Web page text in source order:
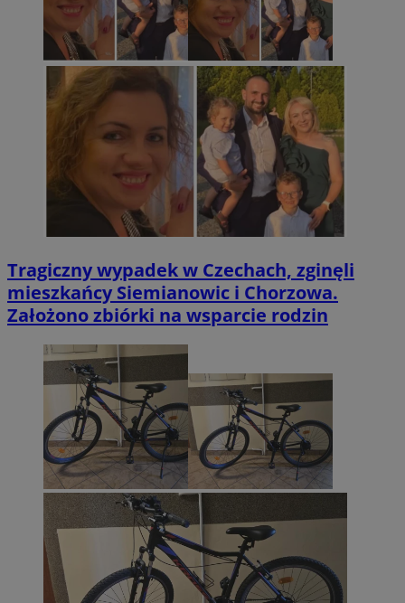
Tragiczny wypadek w Czechach, zginęli
mieszkańcy Siemianowic i Chorzowa.
Założono zbiórki na wsparcie rodzin